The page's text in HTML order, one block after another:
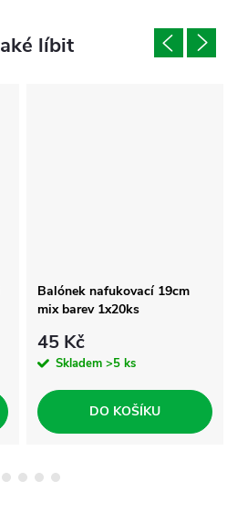
Balónek nafukovací 19cm
mix barev 1x20ks
45 Kč
Skladem >5 ks
DO KOŠÍKU